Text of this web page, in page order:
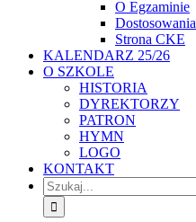
O Egzaminie
Dostosowania
Strona CKE
KALENDARZ 25/26
O SZKOLE
HISTORIA
DYREKTORZY
PATRON
HYMN
LOGO
KONTAKT
Szukaj